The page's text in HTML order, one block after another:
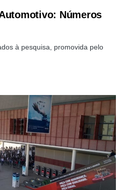
Números
à pesquisa, promovida pelo